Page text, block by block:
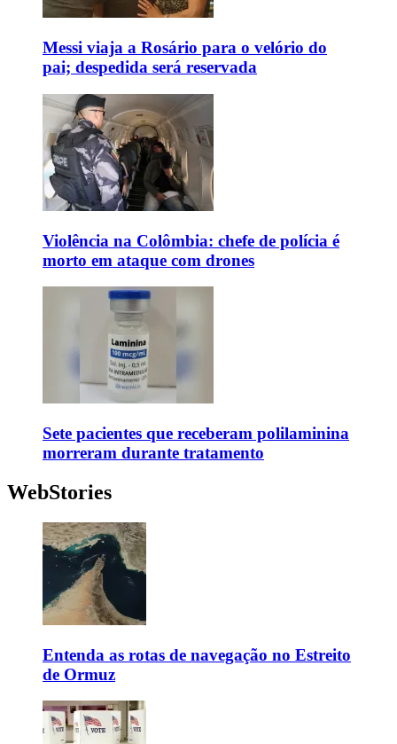
Messi viaja a Rosário para o velório do
pai; despedida será reservada
Violência na Colômbia: chefe de polícia é
morto em ataque com drones
Sete pacientes que receberam polilaminina
morreram durante tratamento
WebStories
Entenda as rotas de navegação no Estreito
de Ormuz